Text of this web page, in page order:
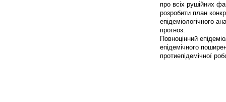
про всіх рушійних
розробити план
епідеміологічного
прогноз.
Повноцінний
епідемічного
протиепідемічної